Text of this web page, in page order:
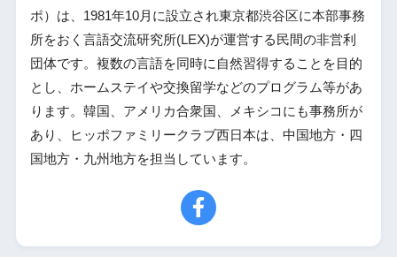
ポ）は、1981年10月に設立され東京都渋谷区に本部事務
所をおく言語交流研究所(LEX)が運営する民間の非営利
団体です。複数の言語を同時に自然習得することを目的
とし、ホームステイや交換留学などのプログラム等があ
ります。韓国、アメリカ合衆国、メキシコにも事務所が
あり、ヒッポファミリークラブ西日本は、中国地方・四
国地方・九州地方を担当しています。